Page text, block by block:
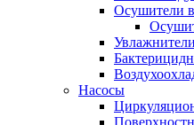
Осушители
Насосы